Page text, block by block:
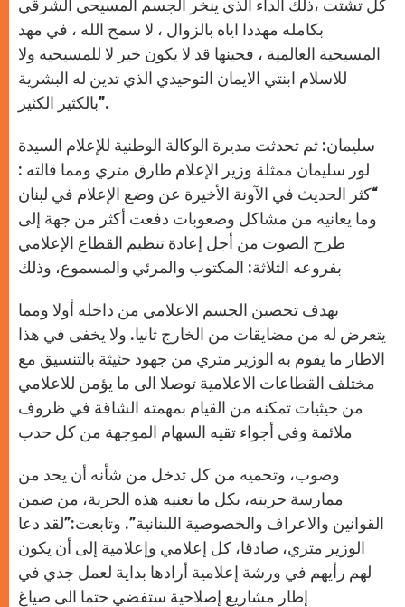
كل تشتت ،ذلك الداء الذي ينخر الجسم المسيحي الشرقي
بكامله مهددا اياه بالزوال ، لا سمح الله ، في مهد
المسيحية العالمية ، فحينها قد لا يكون خير لا للمسيحية ولا
للاسلام ابنتي الايمان التوحيدي الذي تدين له البشرية
بالكثير الكثير”.
سليمان: ثم تحدثت مديرة الوكالة الوطنية للإعلام السيدة
لور سليمان ممثلة وزير الإعلام طارق متري ومما قالته :
“كثر الحديث في الآونة الأخيرة عن وضع الإعلام في لبنان
وما يعانيه من مشاكل وصعوبات دفعت أكثر من جهة إلى
طرح الصوت من أجل إعادة تنظيم القطاع الإعلامي
بفروعه الثلاثة: المكتوب والمرئي والمسموع، وذلك
بهدف تحصين الجسم الاعلامي من داخله أولا ومما
يتعرض له من مضايقات من الخارج ثانيا. ولا يخفى في هذا
الاطار ما يقوم به الوزير متري من جهود حثيثة بالتنسيق مع
مختلف القطاعات الاعلامية توصلا الى ما يؤمن للاعلامي
من حيثيات تمكنه من القيام بمهمته الشاقة في ظروف
ملائمة وفي أجواء تقيه السهام الموجهة من كل حدب
وصوب، وتحميه من كل تدخل من شأنه أن يحد من
ممارسة حريته، بكل ما تعنيه هذه الحرية، من ضمن
القوانين والاعراف والخصوصية اللبنانية”. وتابعت:”لقد دعا
الوزير متري، صادقا، كل إعلامي وإعلامية إلى أن يكون
لهم رأيهم في ورشة إعلامية أرادها بداية لعمل جدي في
إطار مشاريع إصلاحية ستفضي حتما الى صياغ